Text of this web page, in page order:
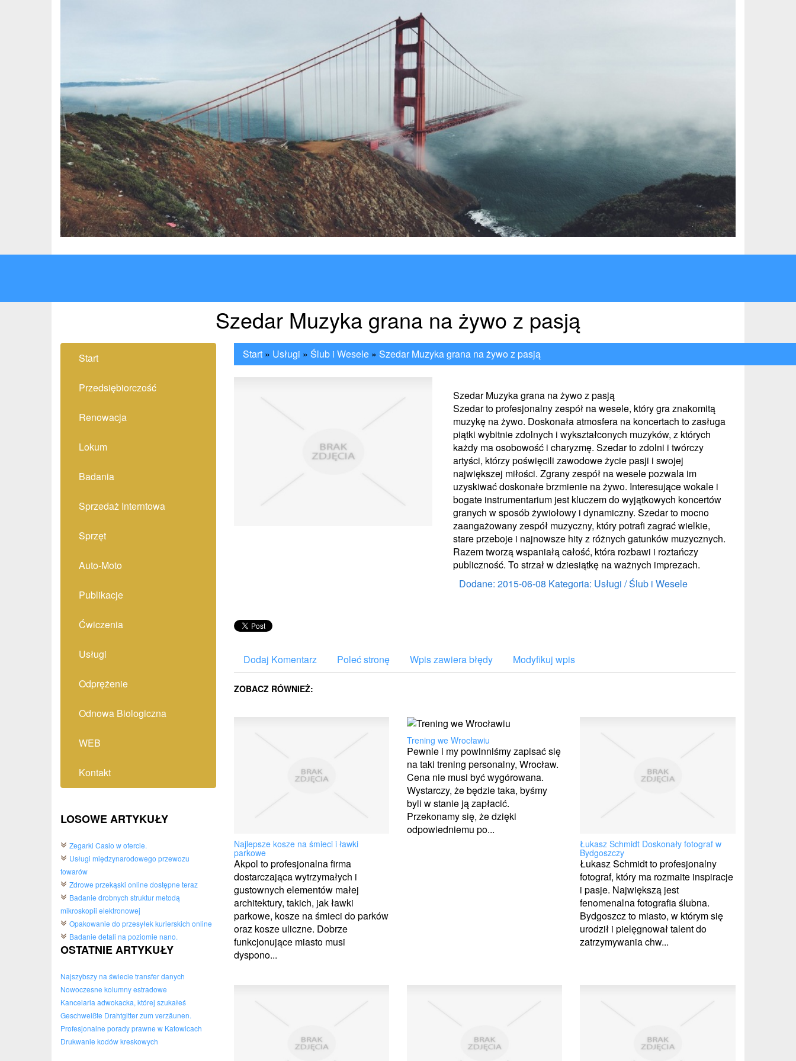
Szedar Muzyka grana na żywo z pasją
Start
Przedsiębiorczość
Renowacja
Lokum
Badania
Sprzedaż Interntowa
Sprzęt
Auto-Moto
Publikacje
Ćwiczenia
Usługi
Odprężenie
Odnowa Biologiczna
WEB
Kontakt
LOSOWE ARTYKUŁY
Zegarki Casio w ofercie.
Usługi międzynarodowego przewozu
towarów
Zdrowe przekąski online dostępne teraz
Badanie drobnych struktur metodą
mikroskopii elektronowej
Opakowanie do przesyłek kurierskich online
Badanie detali na poziomie nano.
OSTATNIE ARTYKUŁY
Najszybszy na świecie transfer danych
Nowoczesne kolumny estradowe
Kancelaria adwokacka, której szukałeś
Geschweißte Drahtgitter zum verzäunen.
Profesjonalne porady prawne w Katowicach
Drukwanie kodów kreskowych
Start» Usługi » Ślub i Wesele» Szedar Muzyka grana na żywo z pasją
Szedar Muzyka grana na żywo z pasją
Szedar to profesjonalny zespół na wesele, który gra znakomitą
muzykę na żywo. Doskonała atmosfera na koncertach to zasługa
piątki wybitnie zdolnych i wykształconych muzyków, z których
każdy ma osobowość i charyzmę. Szedar to zdolni i twórczy
artyści, którzy poświęcili zawodowe życie pasji i swojej
największej miłości. Zgrany zespół na wesele pozwala im
uzyskiwać doskonałe brzmienie na żywo. Interesujące wokale i
bogate instrumentarium jest kluczem do wyjątkowych koncertów
granych w sposób żywiołowy i dynamiczny. Szedar to mocno
zaangażowany zespół muzyczny, który potrafi zagrać wielkie,
stare przeboje i najnowsze hity z różnych gatunków muzycznych.
Razem tworzą wspaniałą całość, która rozbawi i roztańczy
publiczność. To strzał w dziesiątkę na ważnych imprezach.
Dodane: 2015-06-08 Kategoria: Usługi / Ślub i Wesele
Dodaj Komentarz Poleć stronę Wpis zawiera błędy Modyfikuj wpis
ZOBACZ RÓWNIEŻ:
Najlepsze kosze na śmieci i ławki
parkowe
Akpol to profesjonalna firma
dostarczająca wytrzymałych i
gustownych elementów małej
architektury, takich, jak ławki
parkowe, kosze na śmieci do parków
oraz kosze uliczne. Dobrze
funkcjonujące miasto musi
dyspono...
Trening we Wrocławiu
Pewnie i my powinniśmy zapisać się
na taki trening personalny, Wrocław.
Cena nie musi być wygórowana.
Wystarczy, że będzie taka, byśmy
byli w stanie ją zapłacić.
Przekonamy się, że dzięki
odpowiedniemu po...
Łukasz Schmidt Doskonały fotograf w
Bydgoszczy
Łukasz Schmidt to profesjonalny
fotograf, który ma rozmaite inspiracje
i pasje. Największą jest
fenomenalna fotografia ślubna.
Bydgoszcz to miasto, w którym się
urodził i pielęgnował talent do
zatrzymywania chw...